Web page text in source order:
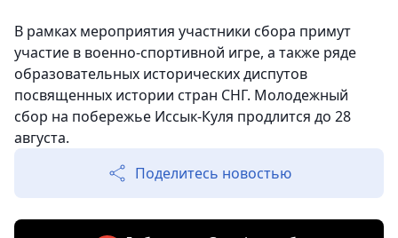
В рамках мероприятия участники сбора примут
участие в военно-спортивной игре, а также ряде
образовательных исторических диспутов
посвященных истории стран СНГ. Молодежный
сбор на побережье Иссык-Куля продлится до 28
августа.
Поделитесь новостью